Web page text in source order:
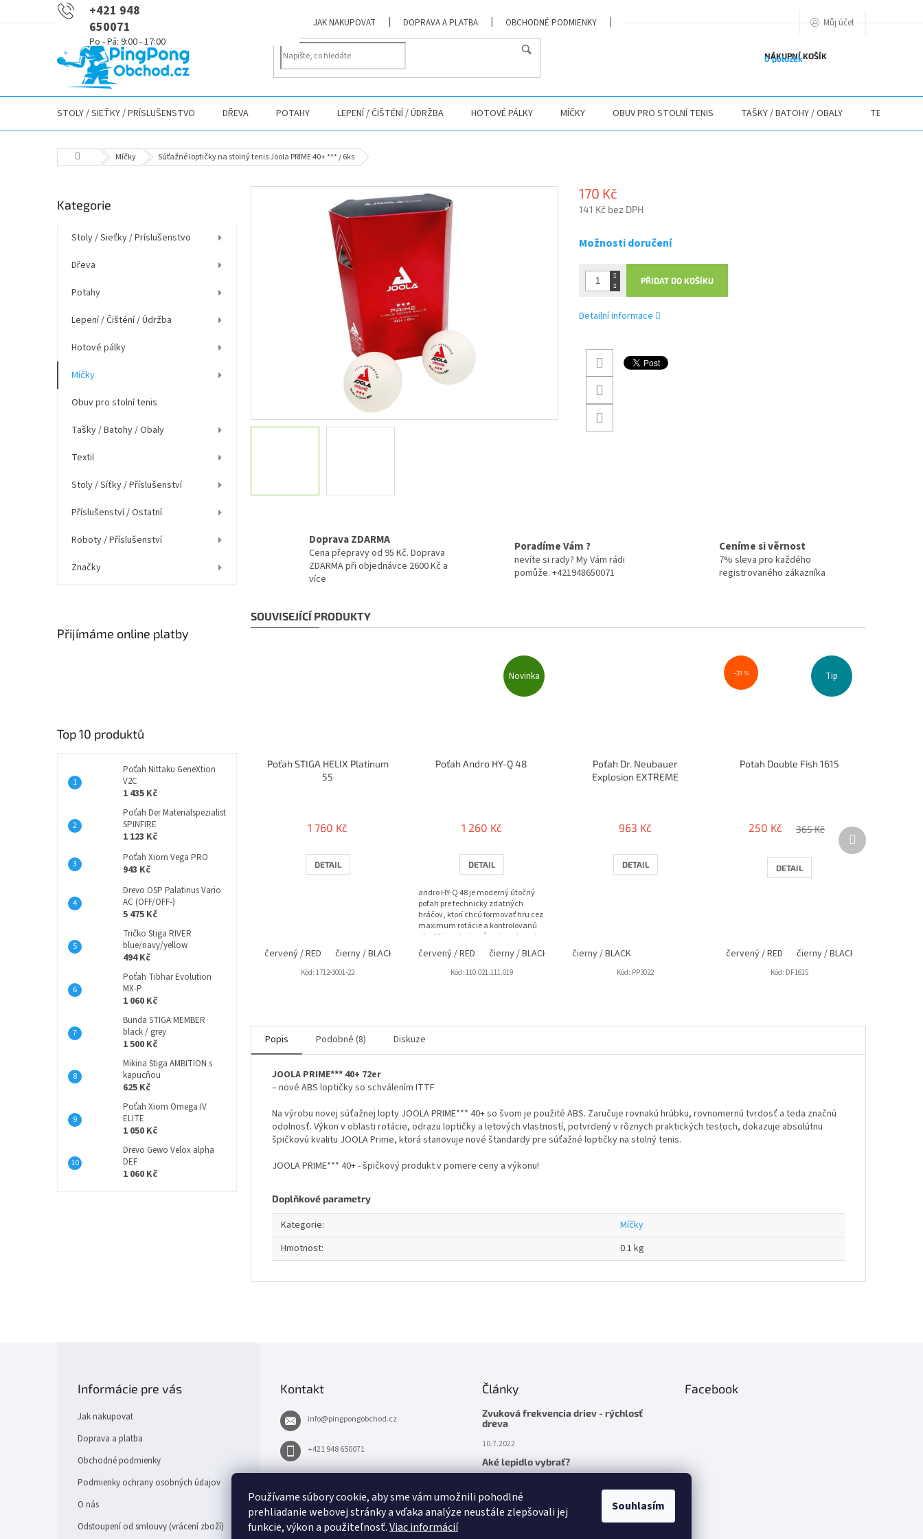
Používame súbory cookie, aby sme vám umožnili pohodlné
prehliadanie webovej stránky a vďaka analýze neustále zlepšovali jej
funkcie, výkon a použiteľnosť.Viac informácií
Souhlasím
+421 948
650071
JAK NAKUPOVAT DOPRAVA A PLATBA OBCHODNÉ PODMIENKY O NÁS
Můj účet
NÁKUPNÍ KOŠÍK
0 položek
STOLY / SIEŤKY / PRÍSLUŠENSTVO DŘEVA POTAHY LEPENÍ / ČIŠTÉNÍ / ÚDRŽBA HOTOVÉ PÁLKY MÍČKY OBUV PRO STOLNÍ TENIS TAŠKY / BATOHY / OBALY TEXTIL
Domů Míčky Súťažné loptičky na stolný tenis Joola PRIME 40+ *** / 6ks
o
n
l
Přeskočit
Kategorie
Stoly / Sieťky / Príslušenstvo
Dřeva
Potahy
Lepení / Čišténí / Údržba
Hotové pálky
Míčky
Obuv pro stolní tenis
Tašky / Batohy / Obaly
Textil
Stoly / Síťky / Příslušenství
Příslušenství / Ostatní
Roboty / Příslušenství
Značky
Přijímáme online platby
Top 10 produktů
Poťah Nittaku GeneXtion
V2C
1 435 Kč
Poťah Der Materialspezialist
SPINFIRE
1 123 Kč
Poťah Xiom Vega PRO
943 Kč
Drevo OSP Palatinus Vario
AC (OFF/OFF-)
5 475 Kč
Tričko Stiga RIVER
blue/navy/yellow
494 Kč
Poťah Tibhar Evolution
MX-P
1 060 Kč
Bunda STIGA MEMBER
black / grey
1 500 Kč
Mikina Stiga AMBITION s
kapucňou
625 Kč
Poťah Xiom Omega IV
ELITE
1 050 Kč
Drevo Gewo Velox alpha
DEF
1 060 Kč
170 Kč
141 Kč bez DPH
cena:
Možnosti doručení
PŘIDAT DO KOŠÍKU
Detailní informace
Doprava ZDARMA
Cena přepravy od 95 Kč. Doprava
ZDARMA při objednávce 2600 Kč a
více
Poradíme Vám ?
nevíte si rady? My Vám rádi
pomůže. +421948650071
Ceníme si věrnost
7% sleva pro každého
registrovaného zákazníka
SOUVISEJÍCÍ PRODUKTY
Poťah STIGA HELIX Platinum
55
1 760 Kč
DETAIL
červený / RED čierny / BLACK
Kód: 1712-3001-22
Novinka
Poťah Andro HY-Q 48
1 260 Kč
DETAIL
andro HY-Q 48 je moderný útočný
poťah pre technicky zdatných
hráčov, ktorí chcú formovať hru cez
maximum rotácie a kontrolovanú
silu. Mierne lepkavý vrch podporuje
topspiny s...
červený / RED čierny / BLACK
Kód: 110.021.111.019
Poťah Dr. Neubauer
Explosion EXTREME
963 Kč
DETAIL
čierny / BLACK
Kód: PP3022
Tip
–31 %
Potah Double Fish 1615
250 Kč 365 Kč
DETAIL
červený / RED čierny / BLACK
Kód: DF1615
Další
produkt
Popis Podobné (8) Diskuze
JOOLA PRIME*** 40+ 72er
– nové ABS loptičky so schválením ITTF
Na výrobu novej súťažnej lopty JOOLA PRIME*** 40+ so švom je použité ABS. Zaručuje rovnakú hrúbku, rovnomernú tvrdosť a teda značnú
odolnosť. Výkon v oblasti rotácie, odrazu loptičky a letových vlastností, potvrdený v rôznych praktických testoch, dokazuje absolútnu
špičkovú kvalitu JOOLA Prime, ktorá stanovuje nové štandardy pre súťažné loptičky na stolný tenis.
JOOLA PRIME*** 40+ - špičkový produkt v pomere ceny a výkonu!
Doplňkové parametry
Kategorie:
Míčky
Hmotnost: 0.1 kg
Informácie pre vás
Jak nakupovat
Doprava a platba
Obchodné podmienky
Podmienky ochrany osobných údajov
O nás
Odstoupení od smlouvy (vrácení zboží)
Kontakt
info@pingpongobchod.cz
+421 948 650071
Články
Zvuková frekvencia driev - rýchlosť
dreva
10.7.2022
Aké lepidlo vybrať?
Facebook